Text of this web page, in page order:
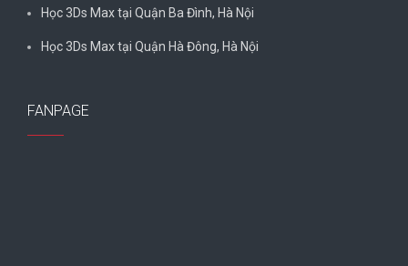
Học 3Ds Max tại Quận Ba Đình, Hà Nội
Học 3Ds Max tại Quận Hà Đông, Hà Nội
FANPAGE